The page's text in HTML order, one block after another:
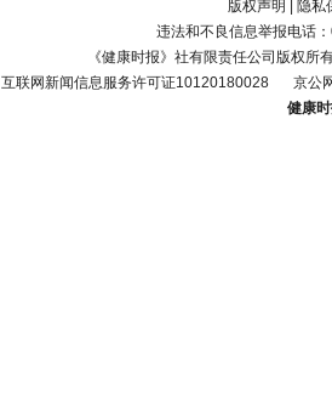
版权声明
隐私
违法和不良信息举报电话
《健康时报》社有限责任公司版权所
互联网新闻信息服务许可证10120180028
京公
健康